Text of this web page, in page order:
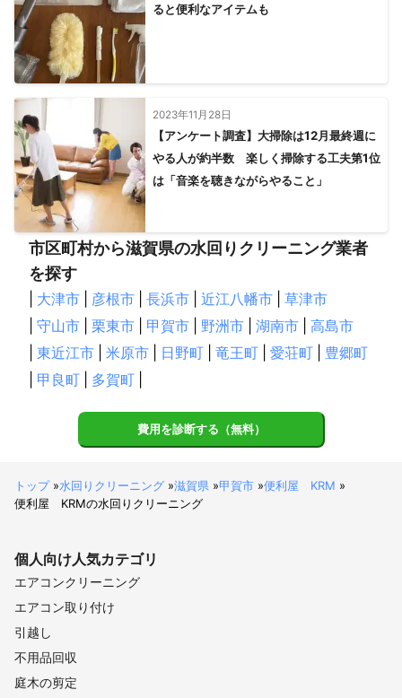
ると便利なアイテムも
2023年11月28日
【アンケート調査】大掃除は12月最終週に
やる人が約半数 楽しく掃除する工夫第1位
は「音楽を聴きながらやること」
市区町村から滋賀県の水回りクリーニング業者
を探す
大津市 彦根市 長浜市 近江八幡市
草津市
守山市 栗東市 甲賀市 野洲市 湖南市
高島市
東近江市 米原市 日野町 竜王町 愛荘町
豊郷町
甲良町 多賀町
費用を診断する（無料）
トップ»水回りクリーニング »滋賀県 »甲賀市 »便利屋 KRM »
便利屋 KRMの水回りクリーニング
個人向け人気カテゴリ
エアコンクリーニング
エアコン取り付け
引越し
不用品回収
庭木の剪定